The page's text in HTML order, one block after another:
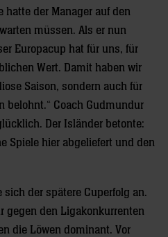
hatte der Manager auf den
müssen. Als er nun
Europacup hat für uns, für
Wert. Damit haben wir
Saison, sondern auch für
belohnt.“ Coach Gudmundur
Der Isländer betonte:
Spiele hier abgeliefert und den
der spätere Cuperfolg an.
gegen den Ligakonkurrenten
die Löwen dominant. Vor